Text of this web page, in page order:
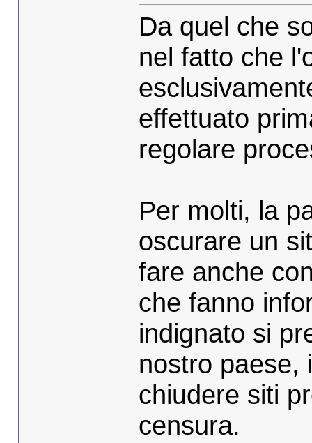
Da quel che
nel fatto che
effettuato
regolare
Per molti, la
oscurare un
fare anche
che fanno
indignato si
nostro paese,
chiudere siti
censura.